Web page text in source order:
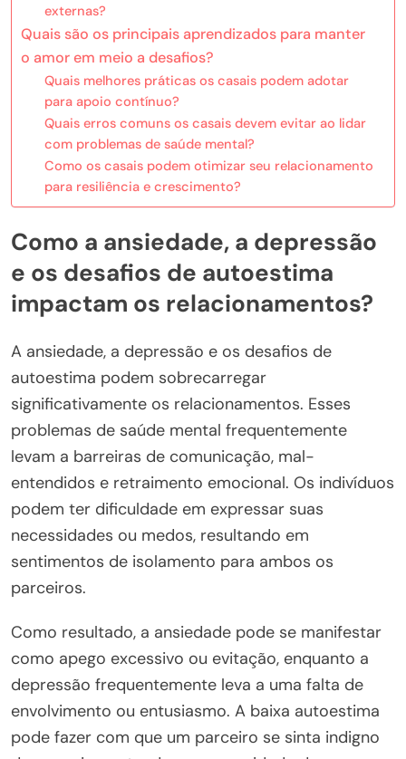
externas?
Quais são os principais aprendizados para manter
o amor em meio a desafios?
Quais melhores práticas os casais podem adotar
para apoio contínuo?
Quais erros comuns os casais devem evitar ao lidar
com problemas de saúde mental?
Como os casais podem otimizar seu relacionamento
para resiliência e crescimento?
Como a ansiedade, a depressão
e os desafios de autoestima
impactam os relacionamentos?
A ansiedade, a depressão e os desafios de
autoestima podem sobrecarregar
significativamente os relacionamentos. Esses
problemas de saúde mental frequentemente
levam a barreiras de comunicação, mal-
entendidos e retraimento emocional. Os indivíduos
podem ter dificuldade em expressar suas
necessidades ou medos, resultando em
sentimentos de isolamento para ambos os
parceiros.
Como resultado, a ansiedade pode se manifestar
como apego excessivo ou evitação, enquanto a
depressão frequentemente leva a uma falta de
envolvimento ou entusiasmo. A baixa autoestima
pode fazer com que um parceiro se sinta indigno